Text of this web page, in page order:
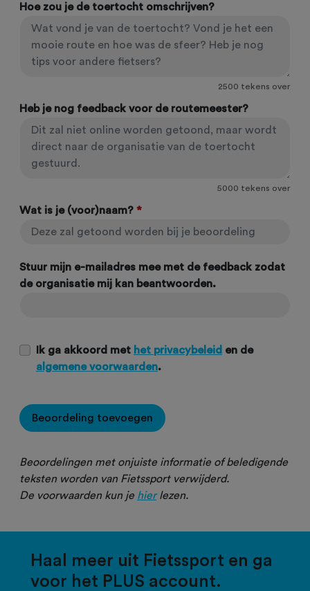
Hoe zou je de toertocht omschrijven?
2500 tekens over
Heb je nog feedback voor de routemeester?
5000 tekens over
Wat is je (voor)naam? *
Stuur mijn e-mailadres mee met de feedback zodat
de organisatie mij kan beantwoorden.
Ik ga akkoord met het privacybeleid en de
algemene voorwaarden.
Beoordeling toevoegen
Beoordelingen met onjuiste informatie of beledigende
teksten worden van Fietssport verwijderd.
De voorwaarden kun je hierlezen.
Haal meer uit Fietssport en ga
voor het PLUS account.